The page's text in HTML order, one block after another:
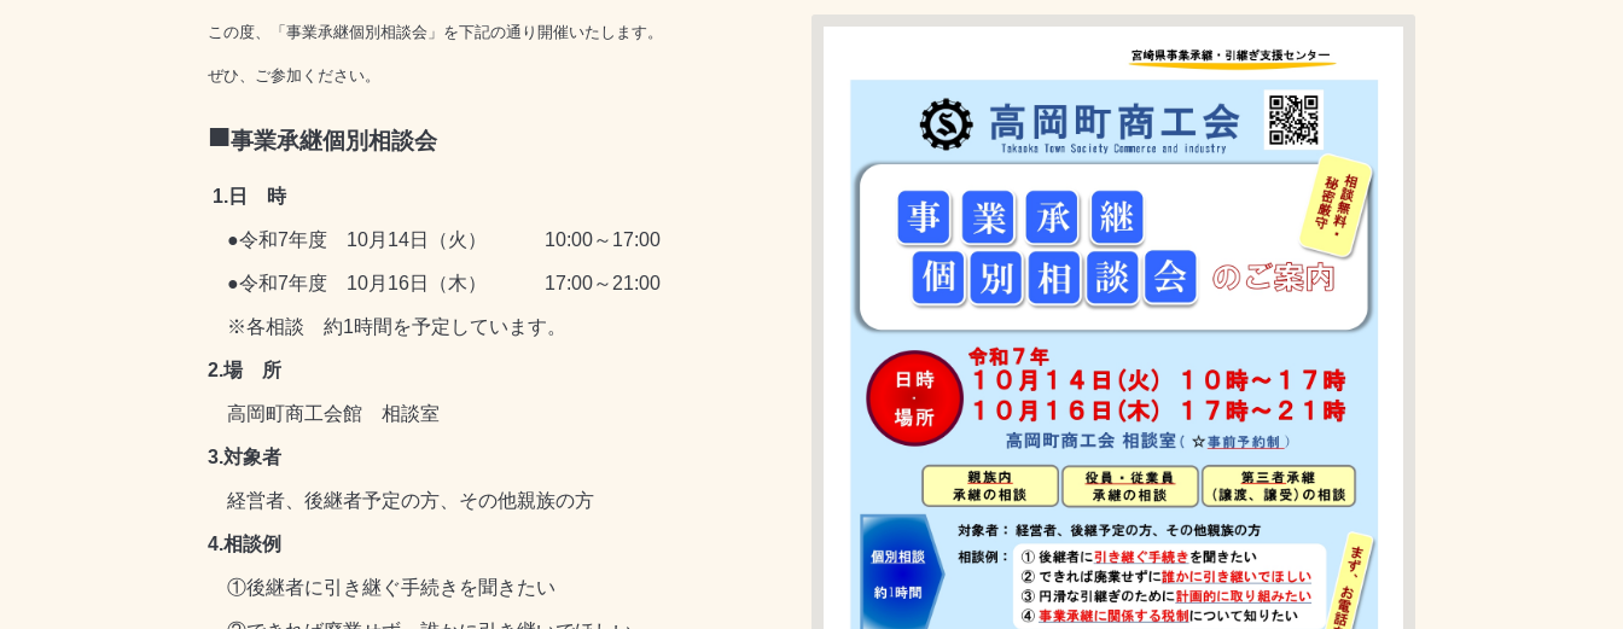
この度、「事業承継個別相談会」を下記の通り開催いたします。
ぜひ、ご参加ください。
■事業承継個別相談会
1.日 時
●令和7年度 10月14日（火） 10:00～17:00
●令和7年度 10月16日（木） 17:00～21:00
※各相談 約1時間を予定しています。
2.場 所
高岡町商工会館 相談室
3.対象者
経営者、後継者予定の方、その他親族の方
4.相談例
①後継者に引き継ぐ手続きを聞きたい